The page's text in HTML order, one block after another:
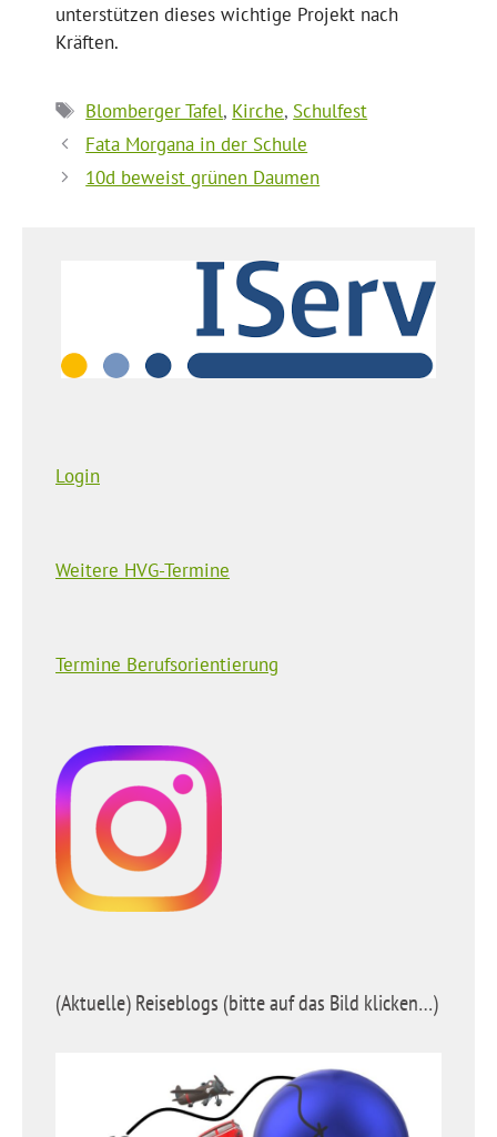
unterstützen dieses wichtige Projekt nach
Kräften.
Schlagwörter
Blomberger Tafel, Kirche, Schulfest
Fata Morgana in der Schule
10d beweist grünen Daumen
Login
Weitere HVG-Termine
Termine Berufsorientierung
(Aktuelle) Reiseblogs (bitte auf das Bild klicken…)